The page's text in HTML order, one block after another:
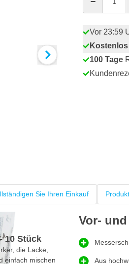
Vor 23:59
100 Tage
Sie Ihren Einkauf
10 Stück
die Lacke,
einfach mischen
Vor-
Aus